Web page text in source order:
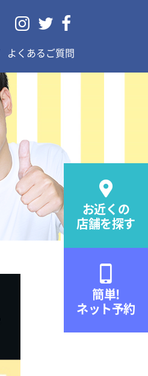
  
よくあるご質問

お近くの
店舗を探す
簡単!
ネット予約